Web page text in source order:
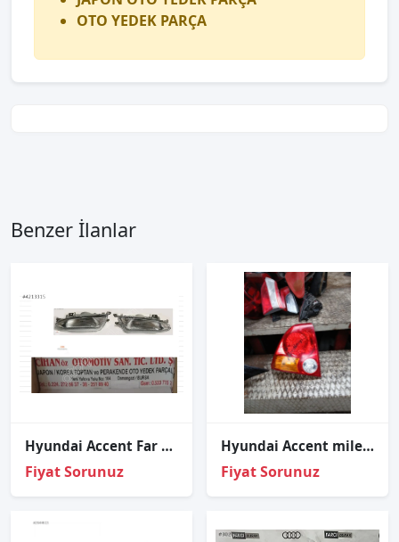
OTO YEDEK PARÇA
Benzer İlanlar
Hyundai Accent Far 1995 1997 - Sağ Sol - Adet Fiyat
Fiyat Sorunuz
Hyundai Accent milenyum kasa sol arka stop
Fiyat Sorunuz